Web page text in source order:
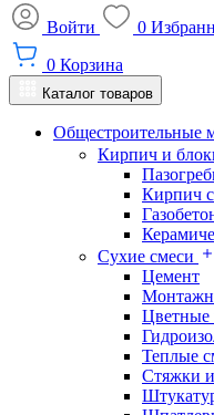
Войти
0
0 Корзина
Каталог товаров
Общестроительные
Кирпич и
Кирпич
Сухие смеси
Цемент
Цветные
Теплые
Стяжки